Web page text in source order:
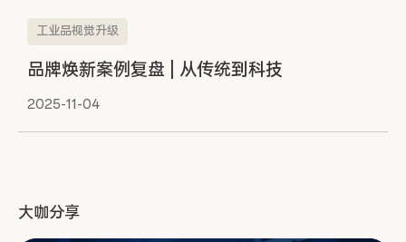
工业品视觉升级
品牌焕新案例复盘 | 从传统到科技
2025-11-04
大咖分享